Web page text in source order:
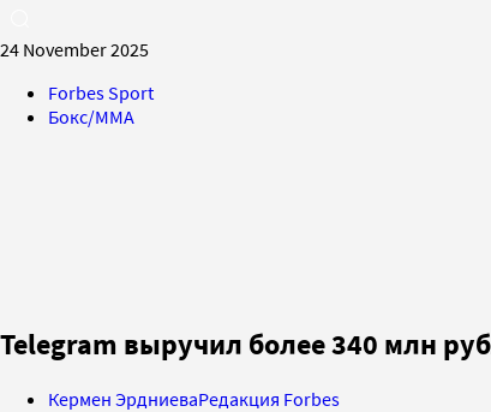
24 November 2025
Forbes Sport
Бокс/MMA
Telegram выручил более 340 млн
Кермен ЭрдниеваРедакция Forbes